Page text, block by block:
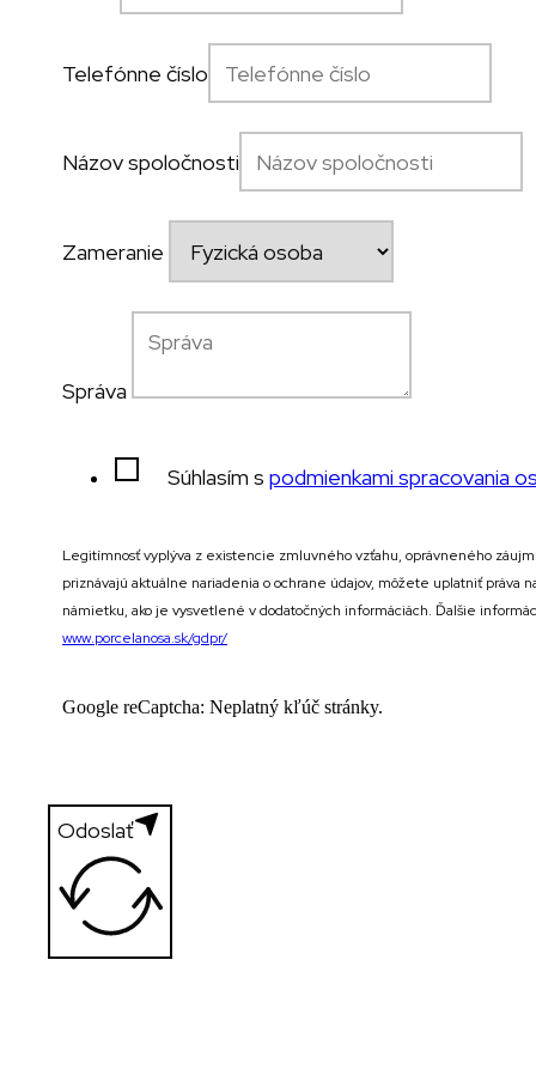
Telefónne číslo
Názov spoločnosti
Zameranie
Správa
Súhlasím s podmienkami spracovania
Legitímnosť vyplýva z existencie zmluvného vzťahu, oprávneného
priznávajú aktuálne nariadenia o ochrane údajov, môžete uplatniť práva
námietku, ako je vysvetlené v dodatočných informáciách. Ďalšie
www.porcelanosa.sk/gdpr/
Google reCaptcha: Neplatný kľúč stránky.
Odoslať